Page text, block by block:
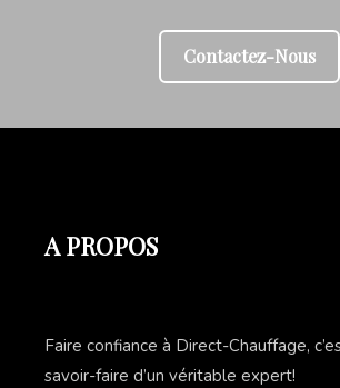
Contactez-Nous
A PROPOS
Faire confiance à Direct-Chauffage,
savoir-faire d’un véritable expert!